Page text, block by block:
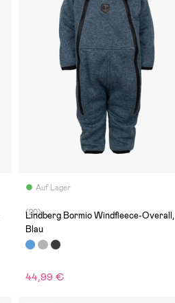
Auf Lager
(20)
Lindberg Bormio Windfleece-Overall,
Blau
44,99 €